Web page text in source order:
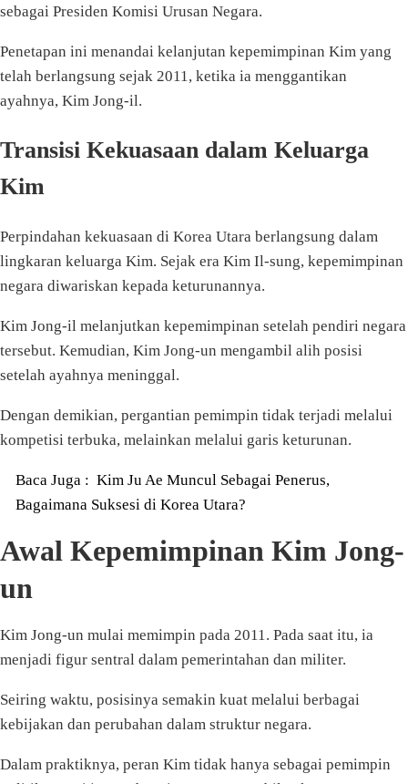
sebagai Presiden Komisi Urusan Negara.
Penetapan ini menandai kelanjutan kepemimpinan Kim yang
telah berlangsung sejak 2011, ketika ia menggantikan
ayahnya, Kim Jong-il.
Transisi Kekuasaan dalam Keluarga
Kim
Perpindahan kekuasaan di Korea Utara berlangsung dalam
lingkaran keluarga Kim. Sejak era Kim Il-sung, kepemimpinan
negara diwariskan kepada keturunannya.
Kim Jong-il melanjutkan kepemimpinan setelah pendiri negara
tersebut. Kemudian, Kim Jong-un mengambil alih posisi
setelah ayahnya meninggal.
Dengan demikian, pergantian pemimpin tidak terjadi melalui
kompetisi terbuka, melainkan melalui garis keturunan.
Baca Juga : Kim Ju Ae Muncul Sebagai Penerus,
Bagaimana Suksesi di Korea Utara?
Awal Kepemimpinan Kim Jong-
un
Kim Jong-un mulai memimpin pada 2011. Pada saat itu, ia
menjadi figur sentral dalam pemerintahan dan militer.
Seiring waktu, posisinya semakin kuat melalui berbagai
kebijakan dan perubahan dalam struktur negara.
Dalam praktiknya, peran Kim tidak hanya sebagai pemimpin